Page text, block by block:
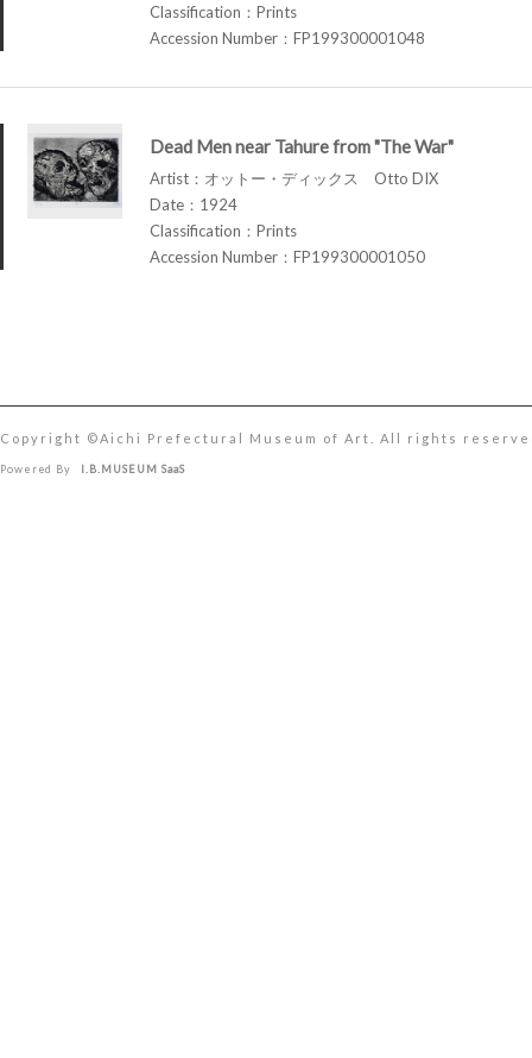
Classification：Prints
Accession Number：FP199300001048
Dead Men near Tahure from "The War"
Artist：オットー・ディックス Otto DIX
Date：1924
Classification：Prints
Accession Number：FP199300001050
Copyright ©︎Aichi Prefectural Museum of Art. All rights
Powered By I.B.MUSEUM SaaS